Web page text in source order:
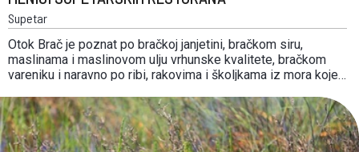
Supetar
Otok Brač je poznat po bračkoj janjetini, bračkom siru,
maslinama i maslinovom ulju vrhunske kvalitete, bračkom
vareniku i naravno po ribi, rakovima i školjkama iz mora koje
Supetar a u supetarskim restoranima otključavaju se
autentični okusi bračkih namirnica i tradicionalnih …